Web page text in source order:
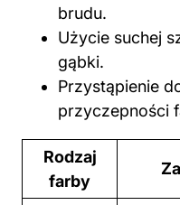
brudu.
Użycie suchej
gąbki.
Przystąpienie
przyczepności
Rodzaj
farby